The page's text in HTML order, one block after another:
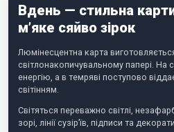
Вдень — стильна
м’яке сяйво зірок
Люмінесцентна карта
світлонакопичувальному папері. На
енергію, а в темряві поступово
світінням.
Світяться переважно світлі,
зорі, лінії сузір’їв, підписи та